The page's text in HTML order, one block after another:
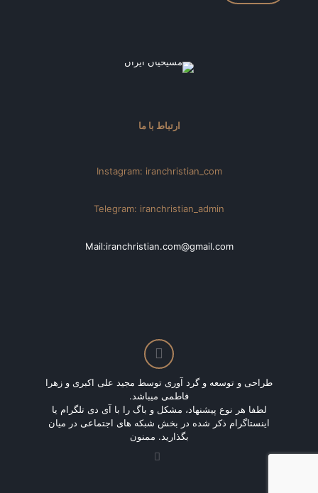
ارتباط با ما
Instagram: iranchristian_com
Telegram: iranchristian_admin
Mail:iranchristian.com@gmail.com
طراحی و توسعه و گرد آوری توسط مجید علی اکبری و زهرا
فاطمی میباشد.
لطفا هر نوع پیشنهاد، مشکل و باگ را با آی دی تلگرام یا
اینستاگرام ذکر شده در بخش شبکه های اجتماعی در میان
بگذارید. ممنون